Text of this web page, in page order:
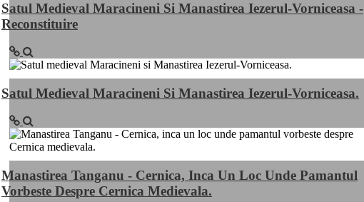
Satul Medieval Maracineni Si Manastirea Iezerul-Vorniceasa -
Reconstituire
Satul Medieval Maracineni Si Manastirea Iezerul-Vorniceasa.
Manastirea Tanganu - Cernica, Inca Un Loc Unde Pamantul
Vorbeste Despre Cernica Medievala.